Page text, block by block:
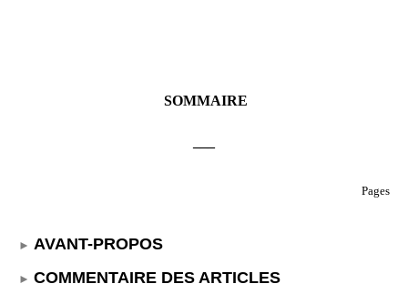
SOMMAIRE
Pages
AVANT-PROPOS
COMMENTAIRE DES ARTICLES